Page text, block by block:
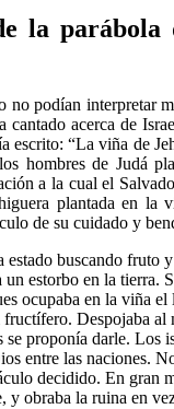
la parábola
no podían interpretar
cantado acerca de
escrito: “La viña de
hombres de Judá
a la cual el
plantada en la
de su cuidado y
buscando fruto
un estorbo en la tierra.
ocupaba en la viña
Despojaba al
proponía darle. Los
entre las naciones.
decidido. En gran
y obraba la ruina en